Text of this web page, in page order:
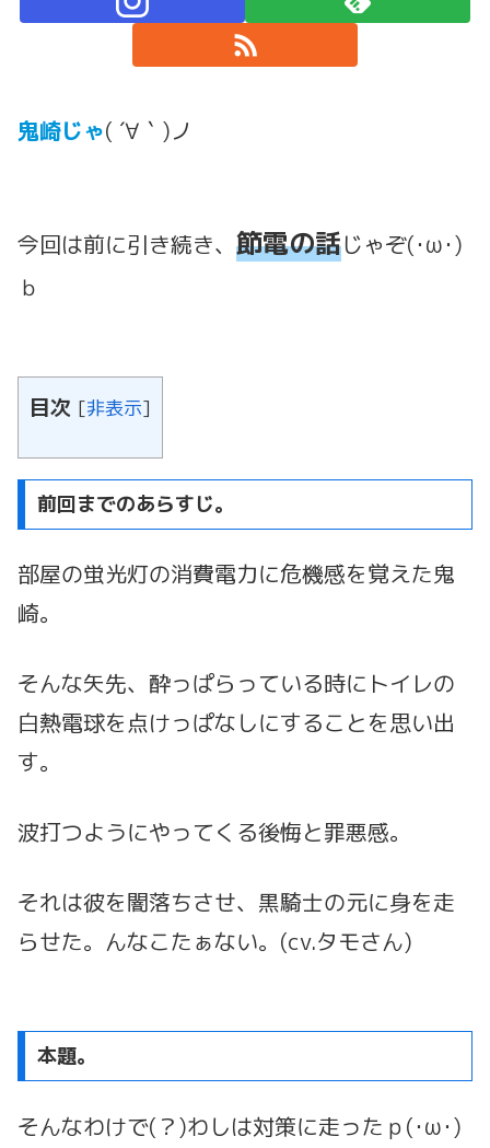
鬼崎じゃ( ´∀｀)ノ
今回は前に引き続き、 節電の話じゃぞ(･ω･)
ｂ
目次 [非表示]
前回までのあらすじ。
部屋の蛍光灯の消費電力に危機感を覚えた鬼
崎。
そんな矢先、酔っぱらっている時にトイレの
白熱電球を点けっぱなしにすることを思い出
す。
波打つようにやってくる後悔と罪悪感。
それは彼を闇落ちさせ、黒騎士の元に身を走
らせた。んなこたぁない。(cv.タモさん)
本題。
そんなわけで(？)わしは対策に走ったｐ(･ω･)